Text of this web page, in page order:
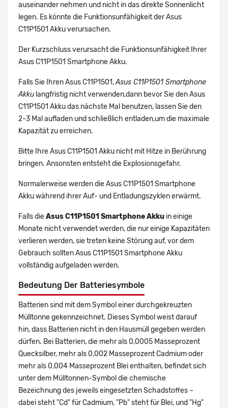
auseinander nehmen und nicht in das direkte Sonnenlicht
legen. Es könnte die Funktionsunfähigkeit der Asus
C11P1501 Akku verursachen.
Der Kurzschluss verursacht die Funktionsunfähigkeit Ihrer
Asus C11P1501 Smartphone Akku.
Falls Sie Ihren Asus C11P1501,Asus C11P1501 Smartphone
Akku langfristig nicht verwenden,dann bevor Sie den Asus
C11P1501 Akku das nächste Mal benutzen, lassen Sie den
2-3 Mal aufladen und schließlich entladen,um die maximale
Kapazität zu erreichen.
Bitte Ihre Asus C11P1501 Akku nicht mit Hitze in Berührung
bringen. Ansonsten entsteht die Explosionsgefahr.
Normalerweise werden die Asus C11P1501 Smartphone
Akku während ihrer Auf- und Entladungszyklen erwärmt.
Falls dieAsus C11P1501 Smartphone Akku in einige
Monate nicht verwendet werden, die nur einige Kapazitäten
verlieren werden, sie treten keine Störung auf, vor dem
Gebrauch sollten Asus C11P1501 Smartphone Akku
vollständig aufgeladen werden.
Bedeutung Der Batteriesymbole
Batterien sind mit dem Symbol einer durchgekreuzten
Mülltonne gekennzeichnet. Dieses Symbol weist darauf
hin, dass Batterien nicht in den Hausmüll gegeben werden
dürfen. Bei Batterien, die mehr als 0,0005 Masseprozent
Quecksilber, mehr als 0,002 Masseprozent Cadmium oder
mehr als 0,004 Masseprozent Blei enthalten, befindet sich
unter dem Mülltonnen-Symbol die chemische
Bezeichnung des jeweils eingesetzten Schadstoffes –
dabei steht "Cd" für Cadmium, "Pb" steht für Blei, und "Hg"